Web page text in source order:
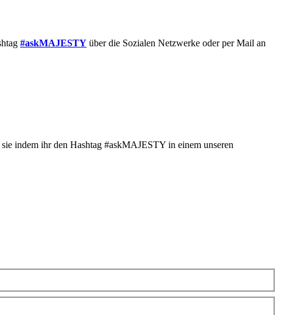
#‎askMAJESTY über die Sozialen Netzwerke oder per Mail an
indem ihr den Hashtag ‪#‎askMAJESTY in einem unseren